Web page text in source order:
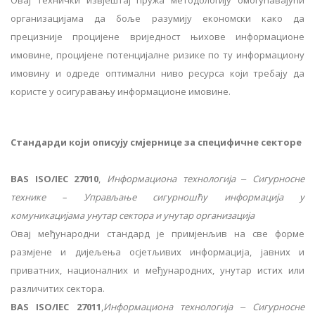
организацијама да боље разумију економски како да
прецизније процијене вриједност њихове информационе
имовине, процијене потенцијалне ризике по ту информациону
имовину и одреде оптимални ниво ресурса који требају да
користе у осигуравању информационе имовине.
Стандарди који описују смјернице за специфичне секторе
BAS ISO/IEC 27010, Информациона технологија ‒ Сигурносне
технике – Управљање сигурношћу информација у
комуникацијама унутар сектора и унутар организација
Овај међународни стандард је примјенљив на све форме
размјене и дијељења осјетљивих информација, јавних и
приватних, националних и међународних, унутар истих или
различитих сектора.
BAS ISO/IEC 27011,Информациона технологија ‒ Сигурносне